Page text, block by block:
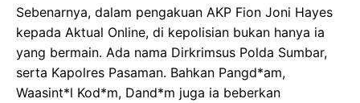
‎Sebenarnya, dalam pengakuan AKP Fion Joni Hayes
kepada Aktual Online, di kepolisian bukan hanya ia
yang bermain. Ada nama Dirkrimsus Polda Sumbar,
serta Kapolres Pasaman. Bahkan Pangd*am,
Waasint*l Kod*m, Dand*m juga ia beberkan